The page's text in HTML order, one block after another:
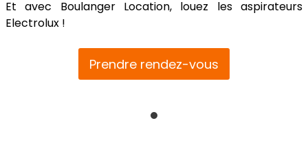
Et avec Boulanger Location, louez les aspirateurs
Electrolux !
Prendre rendez-vous